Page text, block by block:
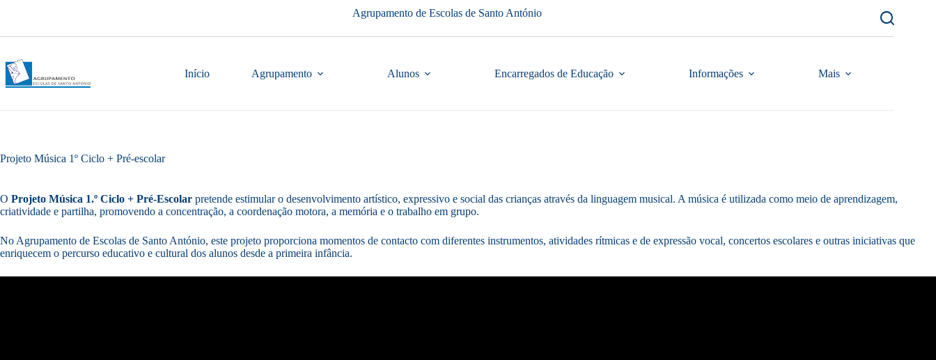
Agrupamento de Escolas de Santo António
Início Agrupamento Alunos Encarregados de Educação Informações Mais
Projeto Música 1º Ciclo + Pré-escolar
O Projeto Música 1.º Ciclo + Pré-Escolar pretende estimular o desenvolvimento artístico, expressivo e social das crianças através da linguagem musical. A música é utilizada como meio de aprendizagem,
criatividade e partilha, promovendo a concentração, a coordenação motora, a memória e o trabalho em grupo.
No Agrupamento de Escolas de Santo António, este projeto proporciona momentos de contacto com diferentes instrumentos, atividades rítmicas e de expressão vocal, concertos escolares e outras iniciativas que
enriquecem o percurso educativo e cultural dos alunos desde a primeira infância.